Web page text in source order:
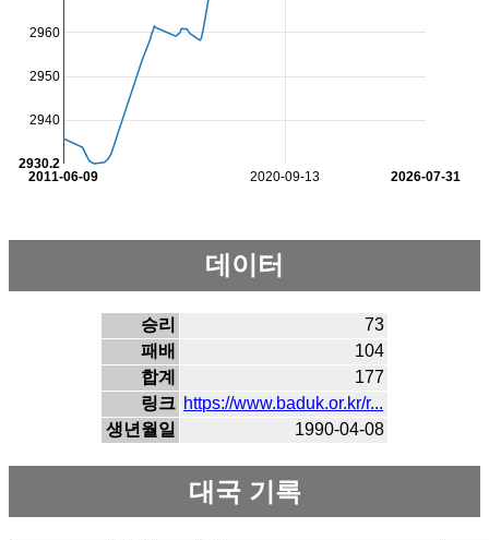
2020-09-13
2011-06-09 2026-07-31
2940
2950
2960
2930.2
데이터
승리
73
패배
104
합계
177
링크 https://www.baduk.or.kr/r...
생년월일
1990-04-08
대국 기록